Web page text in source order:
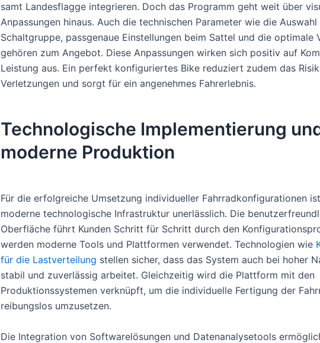
samt Landesflagge integrieren. Doch das Programm geht weit über
Anpassungen hinaus. Auch die technischen Parameter wie die Auswahl
Schaltgruppe, passgenaue Einstellungen beim Sattel und die optimale
gehören zum Angebot. Diese Anpassungen wirken sich positiv auf
Leistung aus. Ein perfekt konfiguriertes Bike reduziert zudem das
Verletzungen und sorgt für ein angenehmes Fahrerlebnis.
Technologische Implementierung
moderne Produktion
Für die erfolgreiche Umsetzung individueller Fahrradkonfigurationen
moderne technologische Infrastruktur unerlässlich. Die
Oberfläche führt Kunden Schritt für Schritt durch den
werden moderne Tools und Plattformen verwendet. Technologien wie
für die Lastverteilung stellen sicher, dass das System auch bei hoher
stabil und zuverlässig arbeitet. Gleichzeitig wird die Plattform mit den
Produktionssystemen verknüpft, um die individuelle Fertigung der
reibungslos umzusetzen.
Die Integration von Softwarelösungen und Datenanalysetools